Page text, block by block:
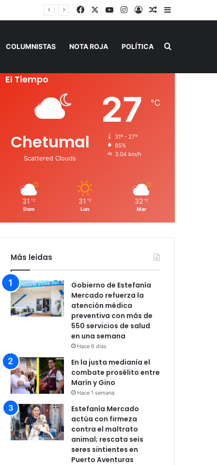
FacebookYouTubeInstagram
AccesoPublicación al
Barra lateral
COLUMNISTAS NOTA ROJA POLÍTICA Buscar por
El Tiempo
Chetumal
Scattered Clouds
27 ℃
31º - 27º
85%
3.04 km/h
31 ℃
Dom
31 ℃
Lun
32 ℃
Mar
Más leidas
Gobierno de Estefanía
Mercado refuerza la
atención médica
preventiva con más de
550 servicios de salud
en una semana
Hace 6 días
En la justa medianía el
combate prosélito entre
Marín y Gino
Hace 1 semana
Estefanía Mercado
actúa con firmeza
contra el maltrato
animal; rescata seis
seres sintientes en
Puerto Aventuras